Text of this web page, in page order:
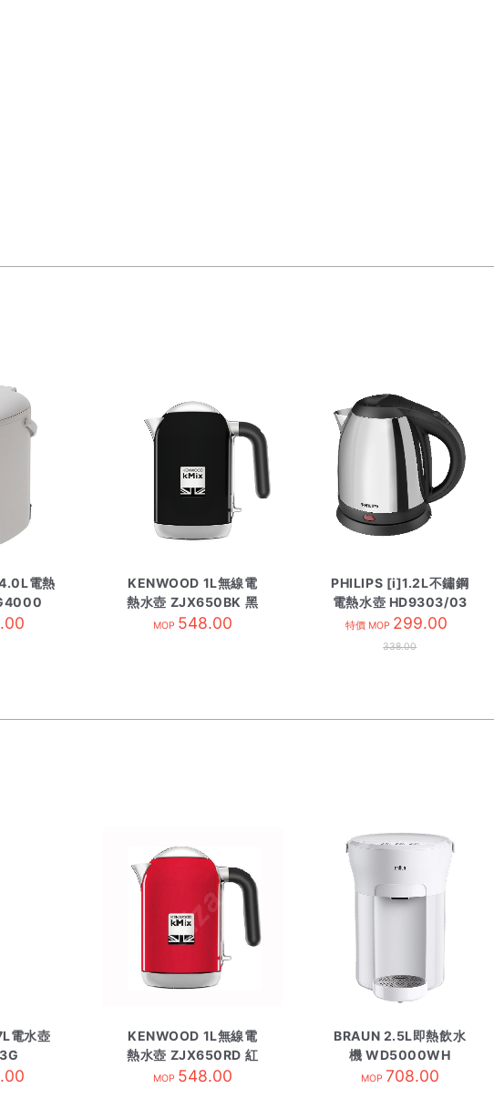
電熱
KENWOOD 1L無線電
熱水壺 ZJX650BK 黑
色
MOP 548.00
PHILIPS [i]1.2L不鏽鋼
電熱水壺 HD9303/03
特價 MOP 299.00
338.00
電水壺
KENWOOD 1L無線電
熱水壺 ZJX650RD 紅
色
MOP 548.00
BRAUN 2.5L即熱飲水
機 WD5000WH
MOP 708.00